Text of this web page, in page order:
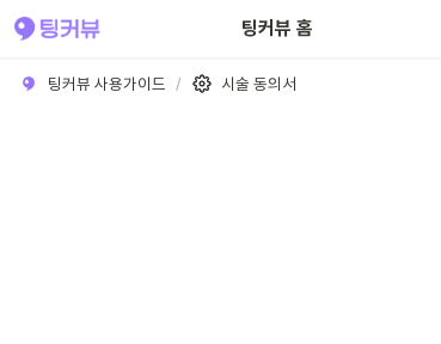
팅커뷰 홈
팅커뷰 사용가이드 / 시술 동의서